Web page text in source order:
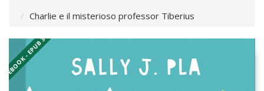
Charlie e il misterioso professor Tiberius
EBOOK - EPUB 3